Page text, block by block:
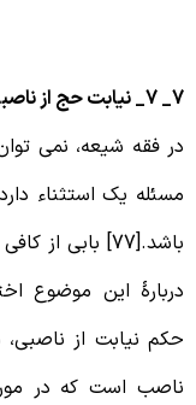
یک استثناء
باشد.[77] بابی از
این موضوع
نیابت از ناصبی،
است که در